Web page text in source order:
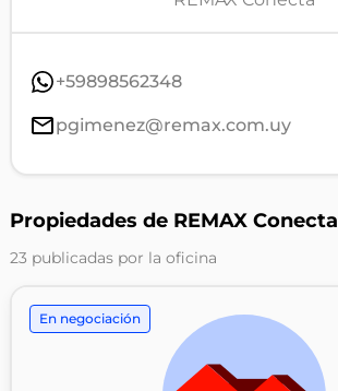
+59898562348
pgimenez@remax.com.uy
Propiedades de REMAX Conecta
23 publicadas por la oficina
En negociación